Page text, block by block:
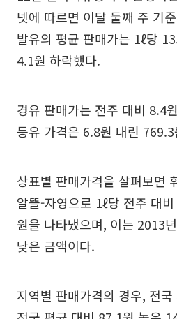
넷에 따르면 이달 둘째 주 기
발유의 평균 판매가는 1ℓ당
4.1원 하락했다.
경유 판매가는 전주 대비 8.4
등유 가격은 6.8원 내린
상표별 판매가격을 살펴보면
알뜰-자영으로 1ℓ당 전주 대
원을 나타냈으며, 이는 2013
낮은 금액이다.
지역별 판매가격의 경우, 전